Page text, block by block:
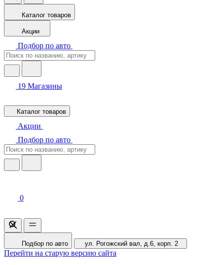
Каталог товаров
Акции
Подбор по авто
19 Магазины
Каталог товаров
Акции
Подбор по авто
0
Подбор по авто ул. Рогожский вал, д.6, корп. 2
Перейти на старую версию сайта